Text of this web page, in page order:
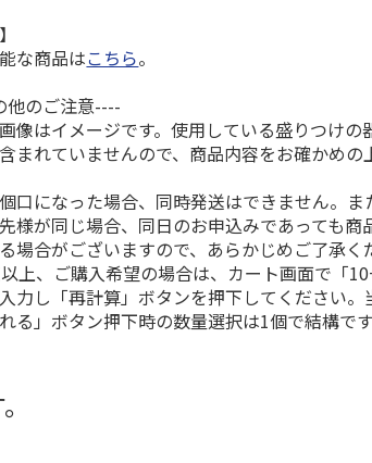
な商品はこちら。
他のご注意----
像はイメージです。使用している盛りつけの
まれていませんので、商品内容をお確かめの
口になった場合、同時発送はできません。ま
様が同じ場合、同日のお申込みであっても商
場合がございますので、あらかじめご了承く
上、ご購入希望の場合は、カート画面で「
力し「再計算」ボタンを押下してください。
る」ボタン押下時の数量選択は1個で結構です